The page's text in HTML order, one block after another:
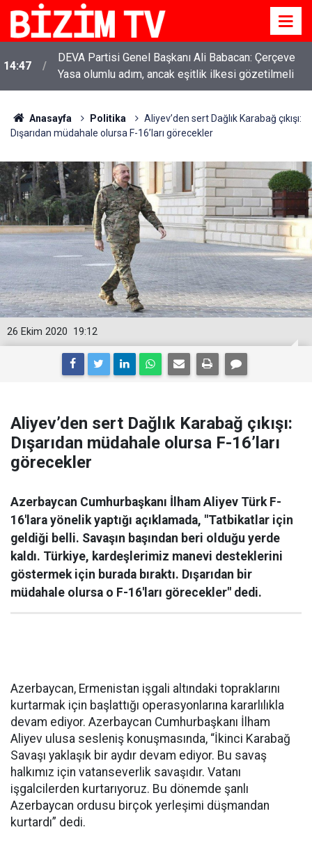
14:47
DEVA Partisi Genel Başkanı Ali Babacan: Çerçeve
Yasa olumlu adım, ancak eşitlik ilkesi gözetilmeli
Anasayfa Politika
Aliyev’den sert Dağlık Karabağ çıkışı:
Dışarıdan müdahale olursa F-16’ları görecekler
19:12
26 Ekim 2020
Aliyev’den sert Dağlık Karabağ çıkışı:
Dışarıdan müdahale olursa F-16’ları
görecekler
Azerbaycan Cumhurbaşkanı İlham Aliyev Türk F-
16'lara yönelik yaptığı açıklamada, "Tatbikatlar için
geldiği belli. Savaşın başından beri olduğu yerde
kaldı. Türkiye, kardeşlerimiz manevi desteklerini
göstermek için burada bıraktı. Dışarıdan bir
müdahale olursa o F-16'ları görecekler" dedi.
Azerbaycan, Ermenistan işgali altındaki topraklarını
kurtarmak için başlattığı operasyonlarına kararlılıkla
devam ediyor. Azerbaycan Cumhurbaşkanı İlham
Aliyev ulusa sesleniş konuşmasında, “İkinci Karabağ
Savaşı yaklaşık bir aydır devam ediyor. Bu savaş
halkımız için vatanseverlik savaşıdır. Vatanı
işgalcilerden kurtarıyoruz. Bu dönemde şanlı
Azerbaycan ordusu birçok yerleşimi düşmandan
kurtardı” dedi.